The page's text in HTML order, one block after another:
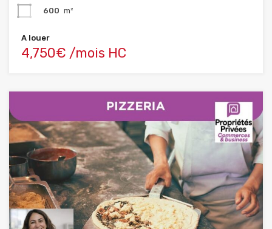
600 m²
A louer
4,750€ /mois HC